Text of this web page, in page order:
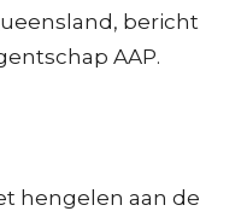
bericht
AAP.
hengelen aan de